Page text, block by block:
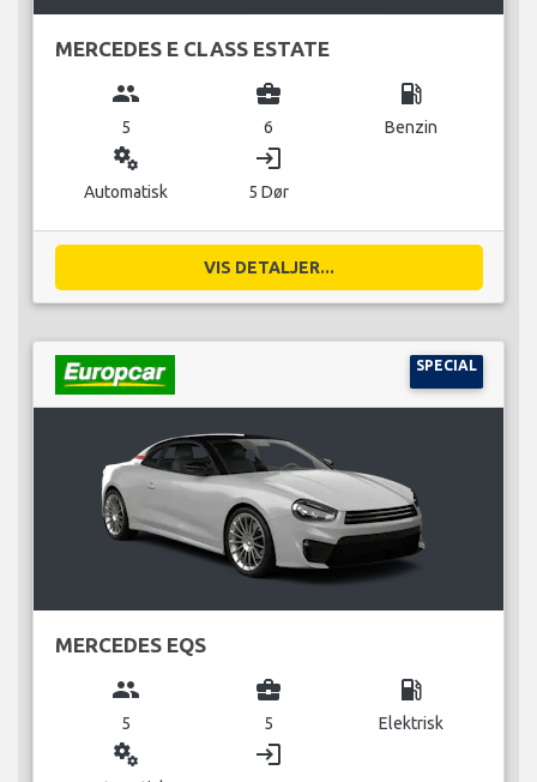
MERCEDES E CLASS ESTATE
group
5
business_center
6
local_gas_station
Benzin
miscellaneous_services
Automatisk
login
5 Dør
VIS DETALJER...
SPECIAL
MERCEDES EQS
group
5
business_center
5
local_gas_station
Elektrisk
miscellaneous_services login